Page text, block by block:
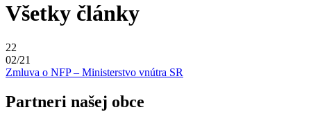
Všetky články
22
02/21
Zmluva o NFP – Ministerstvo vnútra SR
Partneri našej obce